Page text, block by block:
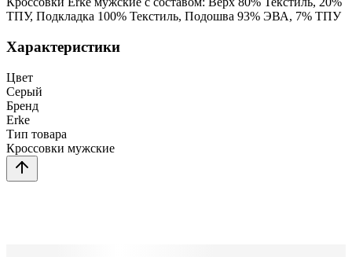
ТПУ, Подкладка 100% Текстиль, Подошва 93% ЭВА, 7% ТПУ
Характеристики
Цвет
Серый
Бренд
Erke
Тип товара
Кроссовки мужские